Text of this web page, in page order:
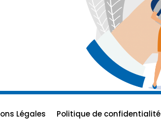
Légales Politique de confidentialité